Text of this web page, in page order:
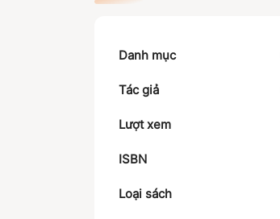
Danh mục
Tác giả
Lượt xem
ISBN
Loại sách